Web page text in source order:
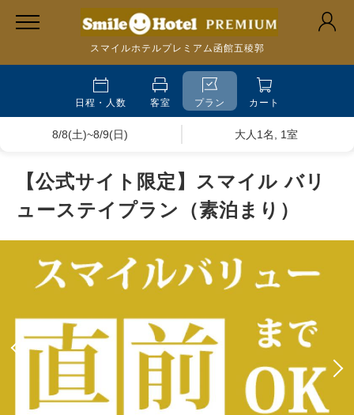
スマイルホテルプレミアム函館五稜郭
日程・人数 客室 プラン カート
8/8(土)~8/9(日) 大人1名, 1室
【公式サイト限定】スマイル バリ
ューステイプラン（素泊まり）